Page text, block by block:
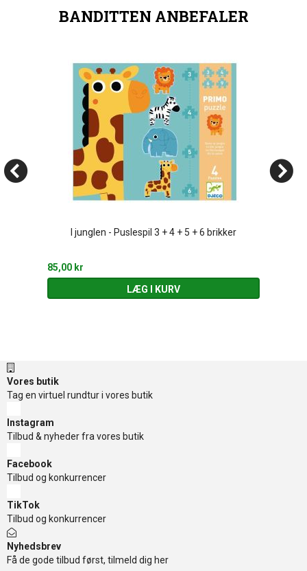
BANDITTEN ANBEFALER
I junglen - Puslespil 3 + 4 + 5 + 6 brikker
85,00 kr
LÆG I KURV
Vores butik
Tag en virtuel rundtur i vores butik
Instagram
Tilbud & nyheder fra vores butik
Facebook
Tilbud og konkurrencer
TikTok
Tilbud og konkurrencer
Nyhedsbrev
Få de gode tilbud først, tilmeld dig her